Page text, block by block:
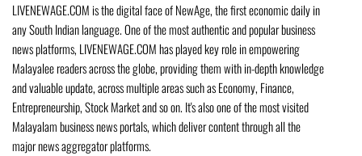
LIVENEWAGE.COM is the digital face of NewAge, the first economic daily in
any South Indian language. One of the most authentic and popular business
news platforms, LIVENEWAGE.COM has played key role in empowering
Malayalee readers across the globe, providing them with in-depth knowledge
and valuable update, across multiple areas such as Economy, Finance,
Entrepreneurship, Stock Market and so on. It's also one of the most visited
Malayalam business news portals, which deliver content through all the
major news aggregator platforms.